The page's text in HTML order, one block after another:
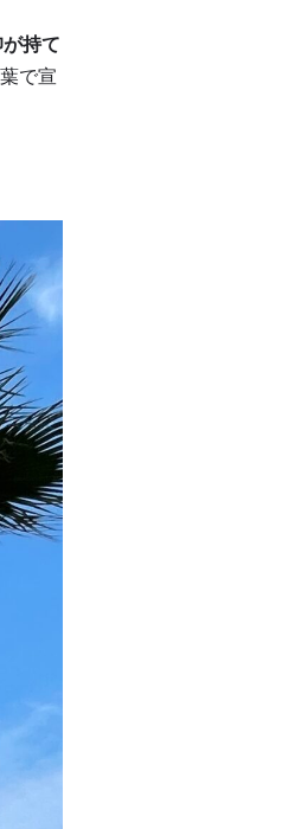
持て
で宣